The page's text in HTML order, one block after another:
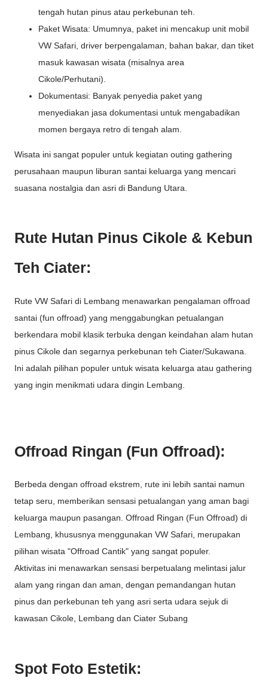
tengah hutan pinus atau perkebunan teh.
Paket Wisata: Umumnya, paket ini mencakup unit mobil
VW Safari, driver berpengalaman, bahan bakar, dan tiket
masuk kawasan wisata (misalnya area
Cikole/Perhutani).
Dokumentasi: Banyak penyedia paket yang
menyediakan jasa dokumentasi untuk mengabadikan
momen bergaya retro di tengah alam.
Wisata ini sangat populer untuk kegiatan outing gathering
perusahaan maupun liburan santai keluarga yang mencari
suasana nostalgia dan asri di Bandung Utara.
Rute Hutan Pinus Cikole & Kebun
Teh Ciater:
Rute VW Safari di Lembang menawarkan pengalaman offroad
santai (fun offroad) yang menggabungkan petualangan
berkendara mobil klasik terbuka dengan keindahan alam hutan
pinus Cikole dan segarnya perkebunan teh Ciater/Sukawana.
Ini adalah pilihan populer untuk wisata keluarga atau gathering
yang ingin menikmati udara dingin Lembang.
Offroad Ringan (Fun Offroad):
Berbeda dengan offroad ekstrem, rute ini lebih santai namun
tetap seru, memberikan sensasi petualangan yang aman bagi
keluarga maupun pasangan. Offroad Ringan (Fun Offroad) di
Lembang, khususnya menggunakan VW Safari, merupakan
pilihan wisata "Offroad Cantik" yang sangat populer.
Aktivitas ini menawarkan sensasi berpetualang melintasi jalur
alam yang ringan dan aman, dengan pemandangan hutan
pinus dan perkebunan teh yang asri serta udara sejuk di
kawasan Cikole, Lembang dan Ciater Subang
Spot Foto Estetik: